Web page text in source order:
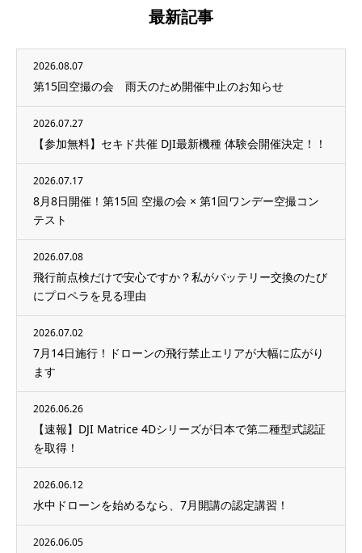
最新記事
2026.08.07
第15回空撮の会 雨天のため開催中止のお知らせ
2026.07.27
【参加無料】セキド共催 DJI最新機種 体験会開催決定！！
2026.07.17
8月8日開催！第15回 空撮の会 × 第1回ワンデー空撮コン
テスト
2026.07.08
飛行前点検だけで安心ですか？私がバッテリー交換のたび
にプロペラを見る理由
2026.07.02
7月14日施行！ドローンの飛行禁止エリアが大幅に広がり
ます
2026.06.26
【速報】DJI Matrice 4Dシリーズが日本で第二種型式認証
を取得！
2026.06.12
水中ドローンを始めるなら、7月開講の認定講習！
2026.06.05